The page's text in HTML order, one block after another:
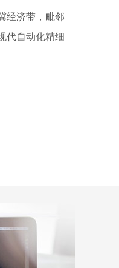
经济带，毗邻
代自动化精细